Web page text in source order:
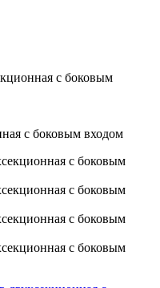
с боковым
с боковым входом